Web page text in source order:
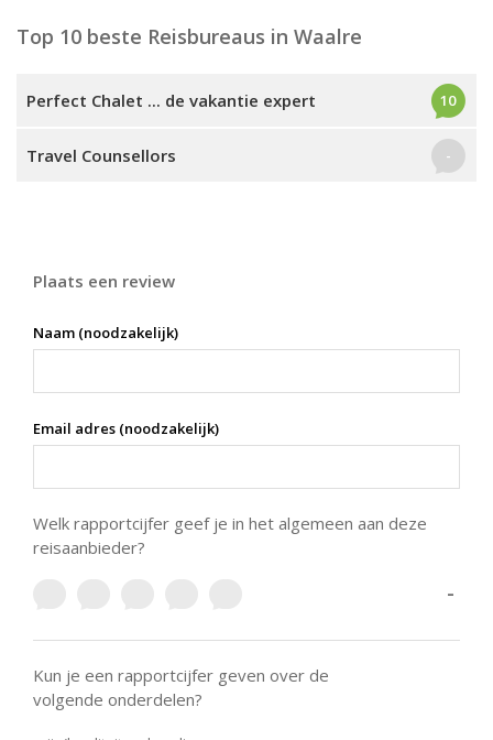
Top 10 beste Reisbureaus in Waalre
Perfect Chalet ... de vakantie expert 10
Travel Counsellors -
Plaats een review
Naam (noodzakelijk)
Email adres (noodzakelijk)
Welk rapportcijfer geef je in het algemeen aan deze
reisaanbieder?
-
Kun je een rapportcijfer geven over de
volgende onderdelen?